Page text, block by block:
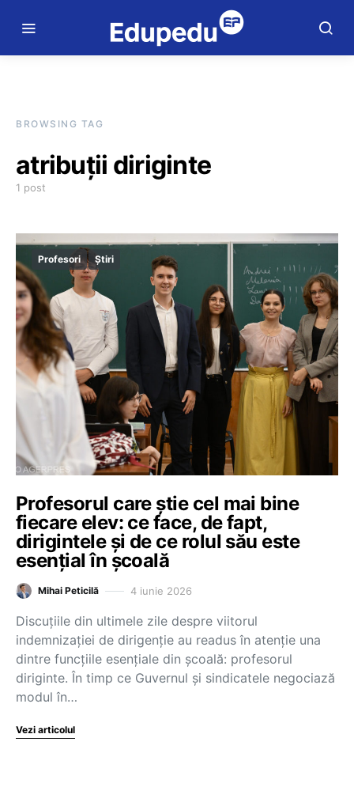
BROWSING TAG
atribuții diriginte
1 post
Profesori Știri
Profesorul care știe cel mai bine
fiecare elev: ce face, de fapt,
dirigintele și de ce rolul său este
esențial în școală
Mihai Peticilă 4 iunie 2026
Discuțiile din ultimele zile despre viitorul
indemnizației de dirigenție au readus în atenție una
dintre funcțiile esențiale din școală: profesorul
diriginte. În timp ce Guvernul și sindicatele negociază
modul în…
Vezi articolul